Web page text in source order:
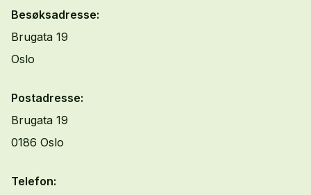
Besøksadresse:
Brugata 19
Oslo
Postadresse:
Brugata 19
0186 Oslo
Telefon: